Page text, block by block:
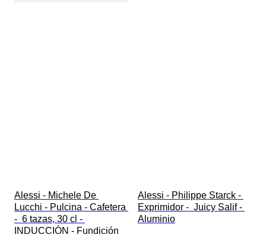
Alessi - Michele De
Lucchi - Pulcina - Cafetera
-  6 tazas, 30 cl -
INDUCCIÓN - Fundición
Alessi - Philippe Starck -
Exprimidor -  Juicy Salif -
Aluminio